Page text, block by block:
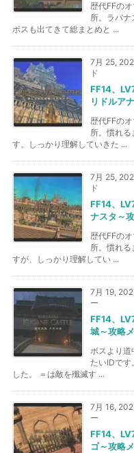
歴代FFの
所。ラバ
ボスも出てきて総まとめと ...
7月 25,
ド
FF14、
リドルア
歴代FFの
所。慣れ
す。しっかり理解していきた ...
7月 25,
ド
FF14、
ナスタ～
歴代FFの
所。慣れ
すが、しっかり理解してい ...
7月 19,
ー
FF14、
城～攻略
ボスより道
たいIDです
した。 ＝は敵を殲滅す ...
7月 16,
ー
FF14、
ゴ～攻略